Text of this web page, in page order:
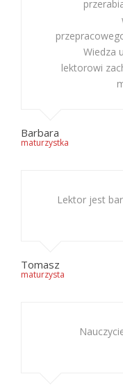
Wiedza
lektorowi
Barbara
maturzystka
Lektor jest
Tomasz
maturzysta